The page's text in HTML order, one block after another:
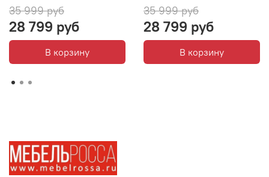
35 999 руб
28 799 руб
В корзину
35 999 руб
28 799 руб
В корзину